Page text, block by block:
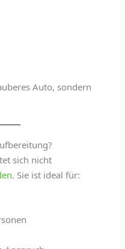
Auto, sondern
sich nicht
. Sie ist ideal für: